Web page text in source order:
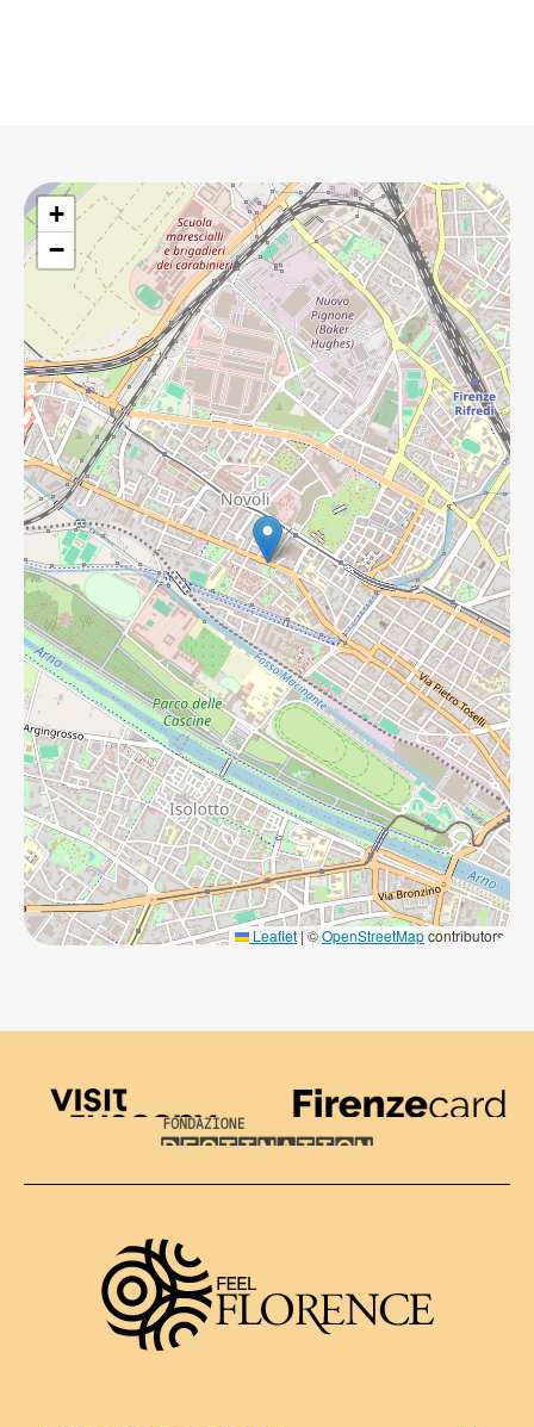
+
−
Leaflet |©OpenStreetMapcontributors
Visit Tuscany
Firenze Card
Destination Florence